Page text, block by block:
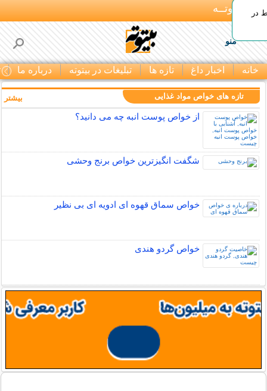
بـیتوتــه
منو
خانه اخبار داغ تازه ها تبلیغات در بیتوته درباره ما
در
تازه های خواص مواد غذایی
از خواص پوست انبه چه می دانید؟
شگفت انگیزترین خواص برنج وحشی
خواص سماق قهوه ای ادویه ای بی نظیر
خواص گردو هندی
بیشتر